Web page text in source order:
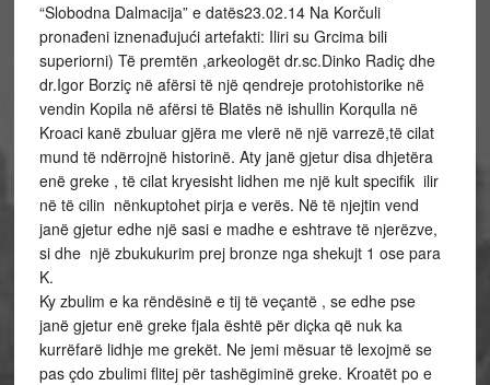
“Slobodna Dalmacija” e datës23.02.14 Na Korčuli
pronađeni iznenađujući artefakti: Iliri su Grcima bili
superiorni) Të premtën ,arkeologët dr.sc.Dinko Radiç dhe
dr.Igor Borziç në afërsi të një qendreje protohistorike në
vendin Kopila në afërsi të Blatës në ishullin Korqulla në
Kroaci kanë zbuluar gjëra me vlerë në një varrezë,të cilat
mund të ndërrojnë historinë. Aty janë gjetur disa dhjetëra
enë greke , të cilat kryesisht lidhen me një kult specifik ilir
në të cilin nënkuptohet pirja e verës. Në të njejtin vend
janë gjetur edhe një sasi e madhe e eshtrave të njerëzve,
si dhe një zbukukurim prej bronze nga shekujt 1 ose para
K.
Ky zbulim e ka rëndësinë e tij të veçantë , se edhe pse
janë gjetur enë greke fjala është për diçka që nuk ka
kurrëfarë lidhje me grekët. Ne jemi mësuar të lexojmë se
pas çdo zbulimi flitej për tashëgiminë greke. Kroatët po e